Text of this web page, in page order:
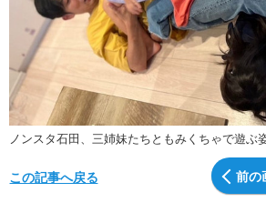
ノンスタ石田、三姉妹たちともみくちゃで遊ぶ
前の
この記事へ戻る